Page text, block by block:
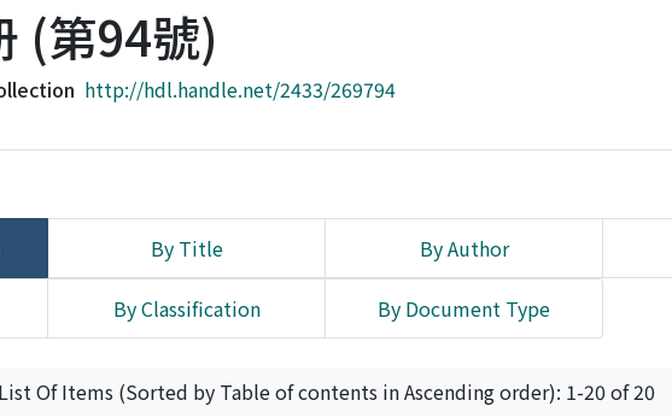
(第94號)
http://hdl.handle.net/2433/269794
By Title By Author
By Classification By Document Type
List Of Items (Sorted by Table of contents in Ascending order): 1-20 of 20